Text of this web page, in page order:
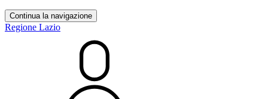
Continua la navigazione
Regione Lazio